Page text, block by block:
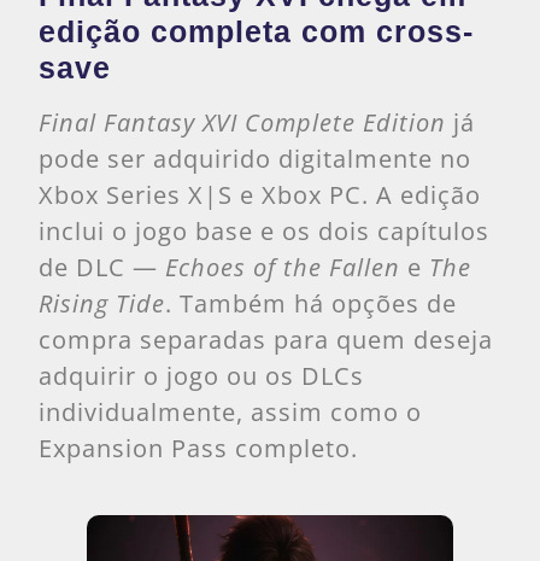
edição completa com cross-
save
Final Fantasy XVI Complete Edition já
pode ser adquirido digitalmente no
Xbox Series X|S e Xbox PC. A edição
inclui o jogo base e os dois capítulos
de DLC — Echoes of the Fallen e The
Rising Tide. Também há opções de
compra separadas para quem deseja
adquirir o jogo ou os DLCs
individualmente, assim como o
Expansion Pass completo.